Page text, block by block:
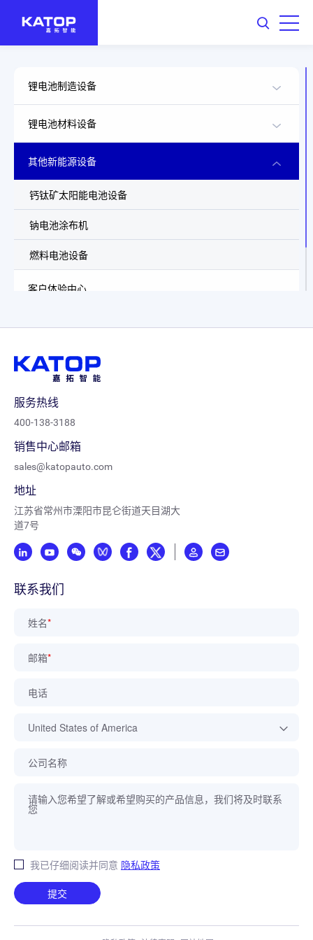
锂电池制造设备
锂电池材料设备
其他新能源设备
钙钛矿太阳能电池设备
钠电池涂布机
燃料电池设备
客户体验中心
产线升级
服务热线
400-138-3188
销售中心邮箱
sales@katopauto.com
地址
江苏省常州市溧阳市昆仑街道天目湖大
道7号
联系我们
姓名*
邮箱*
电话
公司名称
我已仔细阅读并同意 隐私政策
提交